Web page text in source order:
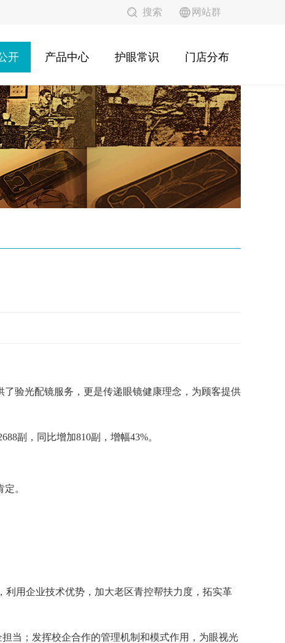
搜索 网站群
开 产品中心
镜片产品
功能产品
护眼常识
眼镜护理
门店分布
验光配镜服务，更是传递眼镜健康理念，为顾客提供
副，同比增加810副，增幅43%。
。
用企业技术优势，加大老区青控帮扶力度，拓实革
当；发挥校企合作的管理机制和模式作用，为眼视光